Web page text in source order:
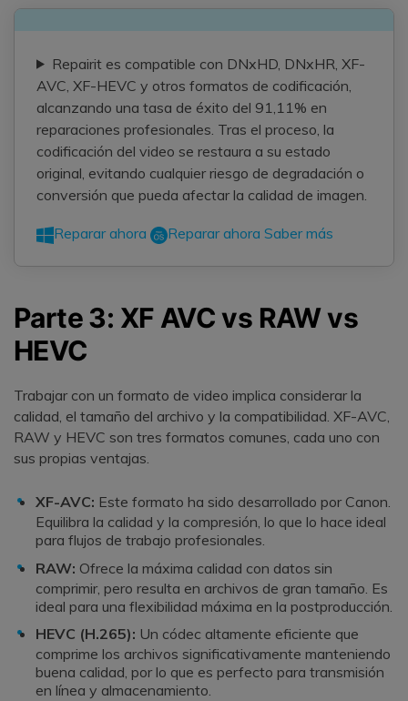
Repairit es compatible con DNxHD, DNxHR, XF-
AVC, XF-HEVC y otros formatos de codificación,
alcanzando una tasa de éxito del 91,11% en
reparaciones profesionales. Tras el proceso, la
codificación del video se restaura a su estado
original, evitando cualquier riesgo de degradación o
conversión que pueda afectar la calidad de imagen.
Reparar ahora Reparar ahora Saber más
Parte 3: XF AVC vs RAW vs
HEVC
Trabajar con un formato de video implica considerar la
calidad, el tamaño del archivo y la compatibilidad. XF-AVC,
RAW y HEVC son tres formatos comunes, cada uno con
sus propias ventajas.
XF-AVC: Este formato ha sido desarrollado por Canon.
Equilibra la calidad y la compresión, lo que lo hace ideal
para flujos de trabajo profesionales.
RAW: Ofrece la máxima calidad con datos sin
comprimir, pero resulta en archivos de gran tamaño. Es
ideal para una flexibilidad máxima en la postproducción.
HEVC (H.265): Un códec altamente eficiente que
comprime los archivos significativamente manteniendo
buena calidad, por lo que es perfecto para transmisión
en línea y almacenamiento.